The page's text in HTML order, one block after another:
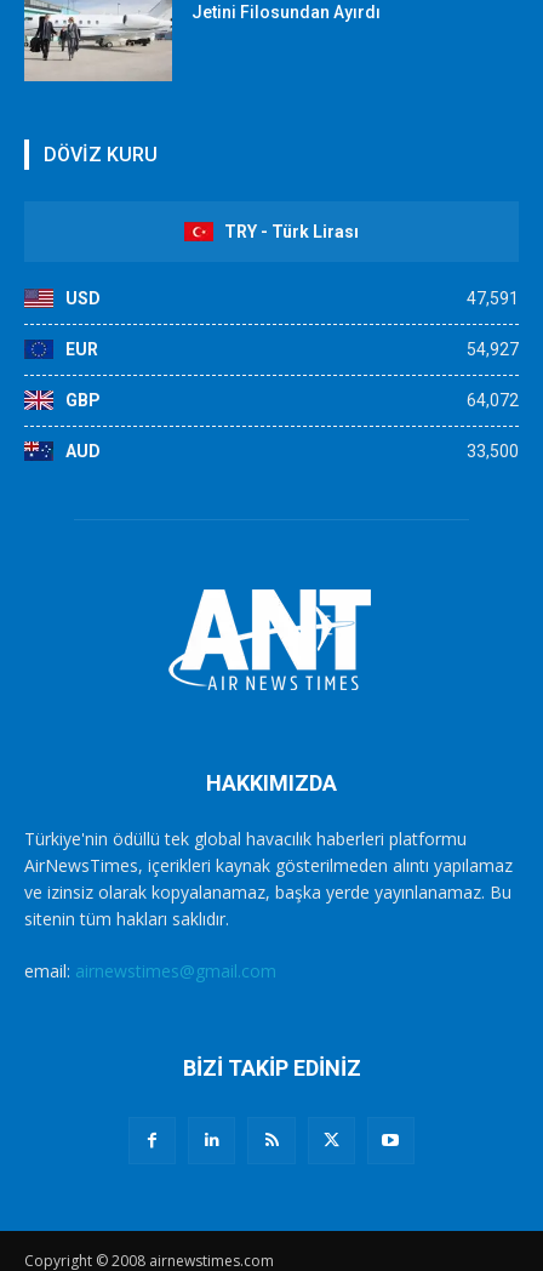
Jetini Filosundan Ayırdı
DÖVİZ KURU
TRY - Türk Lirası
USD 47,591
EUR 54,927
GBP 64,072
AUD 33,500
HAKKIMIZDA
Türkiye'nin ödüllü tek global havacılık haberleri platformu
AirNewsTimes, içerikleri kaynak gösterilmeden alıntı yapılamaz
ve izinsiz olarak kopyalanamaz, başka yerde yayınlanamaz. Bu
sitenin tüm hakları saklıdır.
email: airnewstimes@gmail.com
BİZİ TAKİP EDİNİZ
Copyright © 2008 airnewstimes.com